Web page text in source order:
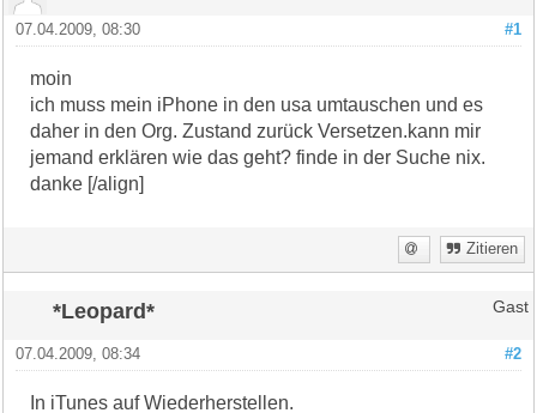
#1
07.04.2009, 08:30
moin
ich muss mein iPhone in den usa umtauschen und es
daher in den Org. Zustand zurück Versetzen.kann mir
jemand erklären wie das geht? finde in der Suche nix.
danke [/align]
Zitieren
*Leopard* Gast
#2
07.04.2009, 08:34
In iTunes auf Wiederherstellen.